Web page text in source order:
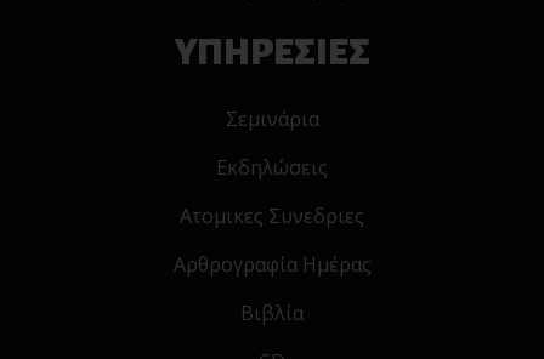
ΥΠΗΡΕΣΙΕΣ
Σεμινάρια
Εκδηλώσεις
Ατομικες Συνεδριες
Αρθρογραφία Ημέρας
Βιβλία